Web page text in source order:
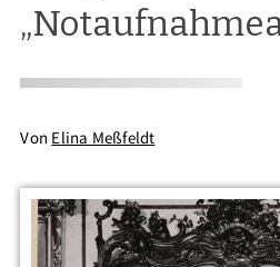
Von Elina Meßfeldt